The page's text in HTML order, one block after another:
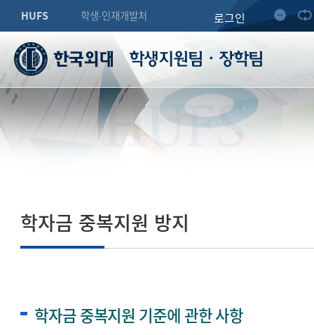
HUFS 학생∙인재개발처 로그인
학생지원팀・장학팀
HUFS
학자금 중복지원 방지
학자금 중복지원 기준에 관한 사항